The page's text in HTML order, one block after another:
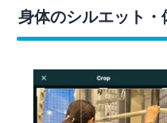
身体のシルエット・